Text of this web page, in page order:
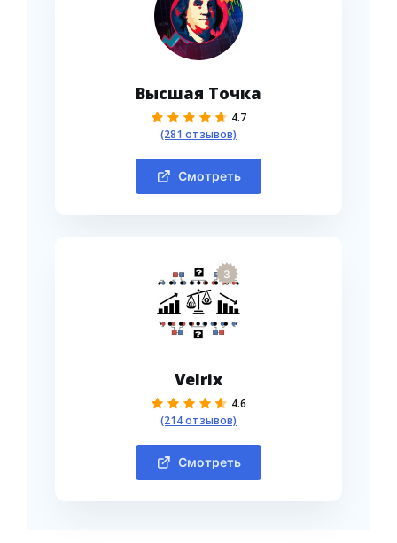
Высшая Точка
4.7
(281 отзывов)
Смотреть
3
Velrix
4.6
(214 отзывов)
Смотреть